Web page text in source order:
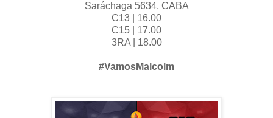
Saráchaga 5634, CABA
C13 | 16.00
C15 | 17.00
3RA | 18.00
#VamosMalcolm